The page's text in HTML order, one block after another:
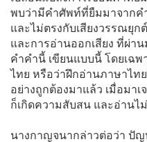
พบว่ามีคำศัพท์ที่ยืมมาจากค
และไม่ตรงกับเสียงวรรณยุ
และการอ่านออกเสียง ที่ผ่า
คำคำนี้ เขียนแบบนี้ โดยเฉ
ไทย หรือว่าฝึกอ่านภาษาไท
อย่างถูกต้องมาแล้ว เมื่อมา
ก็เกิดความสับสน และอ่านไ
นางกาญจนากล่าวต่อว่า ปั